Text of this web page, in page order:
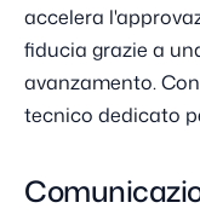
accelera
fiducia grazie a
avanzamento.
tecnico dedicato